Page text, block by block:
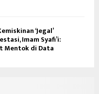
‘Jegal’
Imam Syafi’i:
Mentok di Data